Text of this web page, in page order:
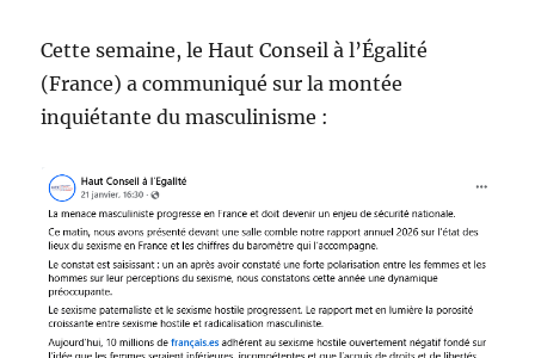
Cette semaine, le Haut Conseil à l’Égalité
(France) a communiqué sur la montée
inquiétante du masculinisme :